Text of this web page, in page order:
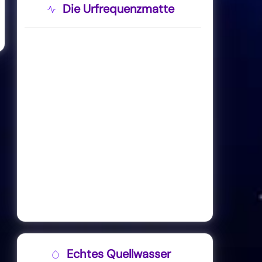
Die Urfrequenzmatte
Echtes Quellwasser